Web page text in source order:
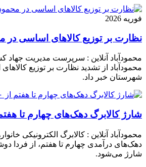
فوریه 2026
نظارت بر توزیع کالا‌های اساسی در
محمودآباد آنلاین : سرپرست مدیریت
محمودآباد از تشدید نظارت بر توزیع
شهرستان خبر داد.
شارژ کالابرگ دهک‌های چهارم تا هفتم از ۲۰
محمودآباد آنلاین : کالابرگ الکترونیکی
شارژ می‌شود.